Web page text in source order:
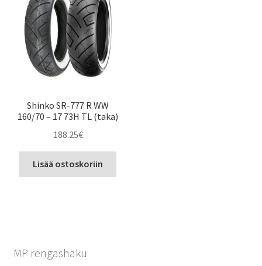
Shinko SR-777 R WW
160/70 – 17 73H TL (taka)
188.25€
Lisää ostoskoriin
MP rengashaku